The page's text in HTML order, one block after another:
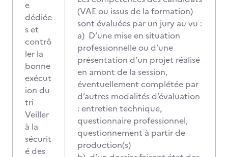
e
dédiée
s et
contrô
ler la
bonne
exécut
ion du
tri
Veiller
à la
sécurit
é des
(VAE ou issus de la formation)
sont évaluées par un jury au vu :
a) D’une mise en situation
professionnelle ou d’une
présentation d’un projet réalisé
en amont de la session,
éventuellement complétée par
d’autres modalités d’évaluation
: entretien technique,
questionnaire professionnel,
questionnement à partir de
production(s)